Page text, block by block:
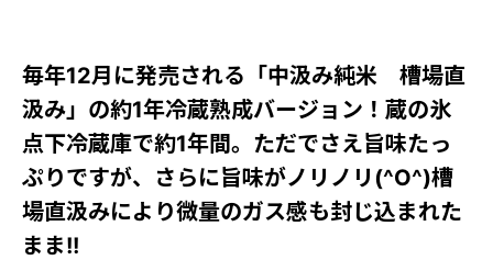
毎年12月に発売される「中汲み純米 槽場直
汲み」の約1年冷蔵熟成バージョン！蔵の氷
点下冷蔵庫で約1年間。ただでさえ旨味たっ
ぷりですが、さらに旨味がノリノリ(^O^)槽
場直汲みにより微量のガス感も封じ込まれた
まま!!